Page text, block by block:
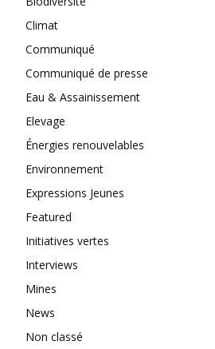
Climat
Communiqué
Communiqué de presse
Eau & Assainissement
Elevage
Énergies renouvelables
Environnement
Expressions Jeunes
Featured
Initiatives vertes
Interviews
Mines
News
Non classé